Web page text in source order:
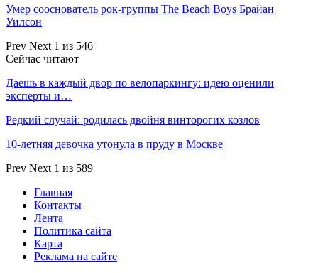
Умер сооснователь рок-группы The Beach Boys Брайан
Уилсон
Prev Next 1 из 546
Сейчас читают
Даешь в каждый двор по велопаркингу: идею оценили
эксперты и…
Редкий случай: родилась двойня винторогих козлов
10-летняя девочка утонула в пруду в Москве
Prev Next 1 из 589
Главная
Контакты
Лента
Политика сайта
Карта
Реклама на сайте